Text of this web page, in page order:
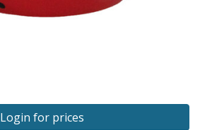
Login for prices